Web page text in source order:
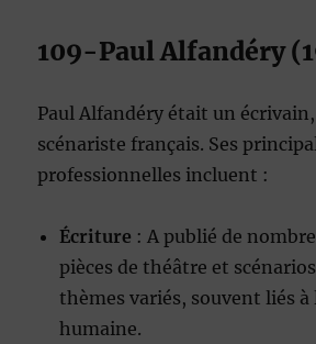
109-Paul Alfandéry
Paul Alfandéry était un
scénariste français. Ses
professionnelles incluent :
Écriture : A publié de
pièces de théâtre et
thèmes variés, souvent liés
humaine.